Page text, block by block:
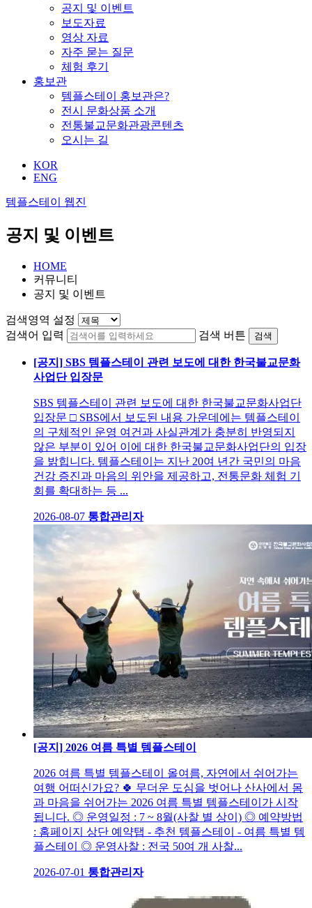
공지 및 이벤트
보도자료
영상 자료
자주 묻는 질문
체험 후기
홍보관
템플스테이 홍보관은?
전시 문화상품 소개
전통불교문화관광콘텐츠
오시는 길
KOR
ENG
템플스테이 웹진
공지 및 이벤트
HOME
커뮤니티
공지 및 이벤트
검색영역 설정
검색어 입력
검색 버튼 검색
[공지] SBS 템플스테이 관련 보도에 대한 한국불교문화
사업단 입장문
SBS 템플스테이 관련 보도에 대한 한국불교문화사업단
입장문 □ SBS에서 보도된 내용 가운데에는 템플스테이
의 구체적인 운영 여건과 사실관계가 충분히 반영되지
않은 부분이 있어 이에 대한 한국불교문화사업단의 입장
을 밝힙니다. 템플스테이는 지난 20여 년간 국민의 마음
건강 증진과 마음의 위안을 제공하고, 전통문화 체험 기
회를 확대하는 등 ...
2026-08-07 통합관리자
[공지] 2026 여름 특별 템플스테이
2026 여름 특별 템플스테이 올여름, 자연에서 쉬어가는
여행 어떠신가요? 🍀 무더운 도심을 벗어나 산사에서 몸
과 마음을 쉬어가는 2026 여름 특별 템플스테이가 시작
됩니다. ◎ 운영일정 : 7 ~ 8월(사찰 별 상이) ◎ 예약방법
: 홈페이지 상단 예약탭 - 추천 템플스테이 - 여름 특별 템
플스테이 ◎ 운영사찰 : 전국 50여 개 사찰...
2026-07-01 통합관리자